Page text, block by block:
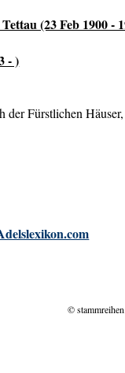
(23 Feb 1900 -
- )
der Fürstlichen Häuser,
©